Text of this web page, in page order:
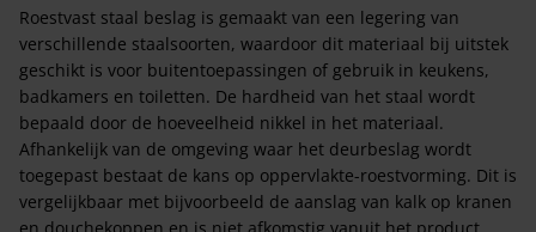
Roestvast staal beslag is gemaakt van een legering van
verschillende staalsoorten, waardoor dit materiaal bij uitstek
geschikt is voor buitentoepassingen of gebruik in keukens,
badkamers en toiletten. De hardheid van het staal wordt
bepaald door de hoeveelheid nikkel in het materiaal.
Afhankelijk van de omgeving waar het deurbeslag wordt
toegepast bestaat de kans op oppervlakte-roestvorming. Dit is
vergelijkbaar met bijvoorbeeld de aanslag van kalk op kranen